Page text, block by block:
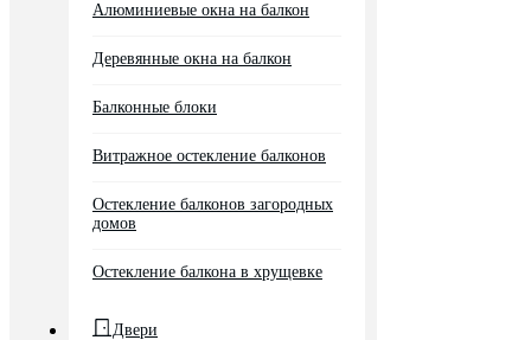
Алюминиевые окна на балкон
Деревянные окна на балкон
Балконные блоки
Витражное остекление балконов
Остекление балконов загородных
домов
Остекление балкона в хрущевке
Двери